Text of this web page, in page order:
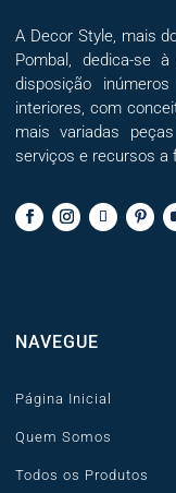
A Decor Style, mais
Pombal, dedica-se
disposição
interiores, com
mais variadas
serviços e recursos a
NAVEGUE
Página Inicial
Quem Somos
Todos os Produtos